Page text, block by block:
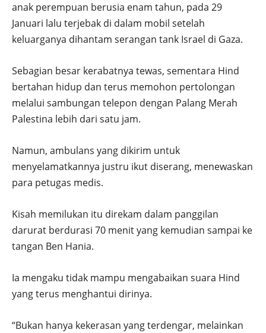
anak perempuan berusia enam tahun, pada 29
Januari lalu terjebak di dalam mobil setelah
keluarganya dihantam serangan tank Israel di Gaza.
Sebagian besar kerabatnya tewas, sementara Hind
bertahan hidup dan terus memohon pertolongan
melalui sambungan telepon dengan Palang Merah
Palestina lebih dari satu jam.
Namun, ambulans yang dikirim untuk
menyelamatkannya justru ikut diserang, menewaskan
para petugas medis.
Kisah memilukan itu direkam dalam panggilan
darurat berdurasi 70 menit yang kemudian sampai ke
tangan Ben Hania.
Ia mengaku tidak mampu mengabaikan suara Hind
yang terus menghantui dirinya.
“Bukan hanya kekerasan yang terdengar, melainkan